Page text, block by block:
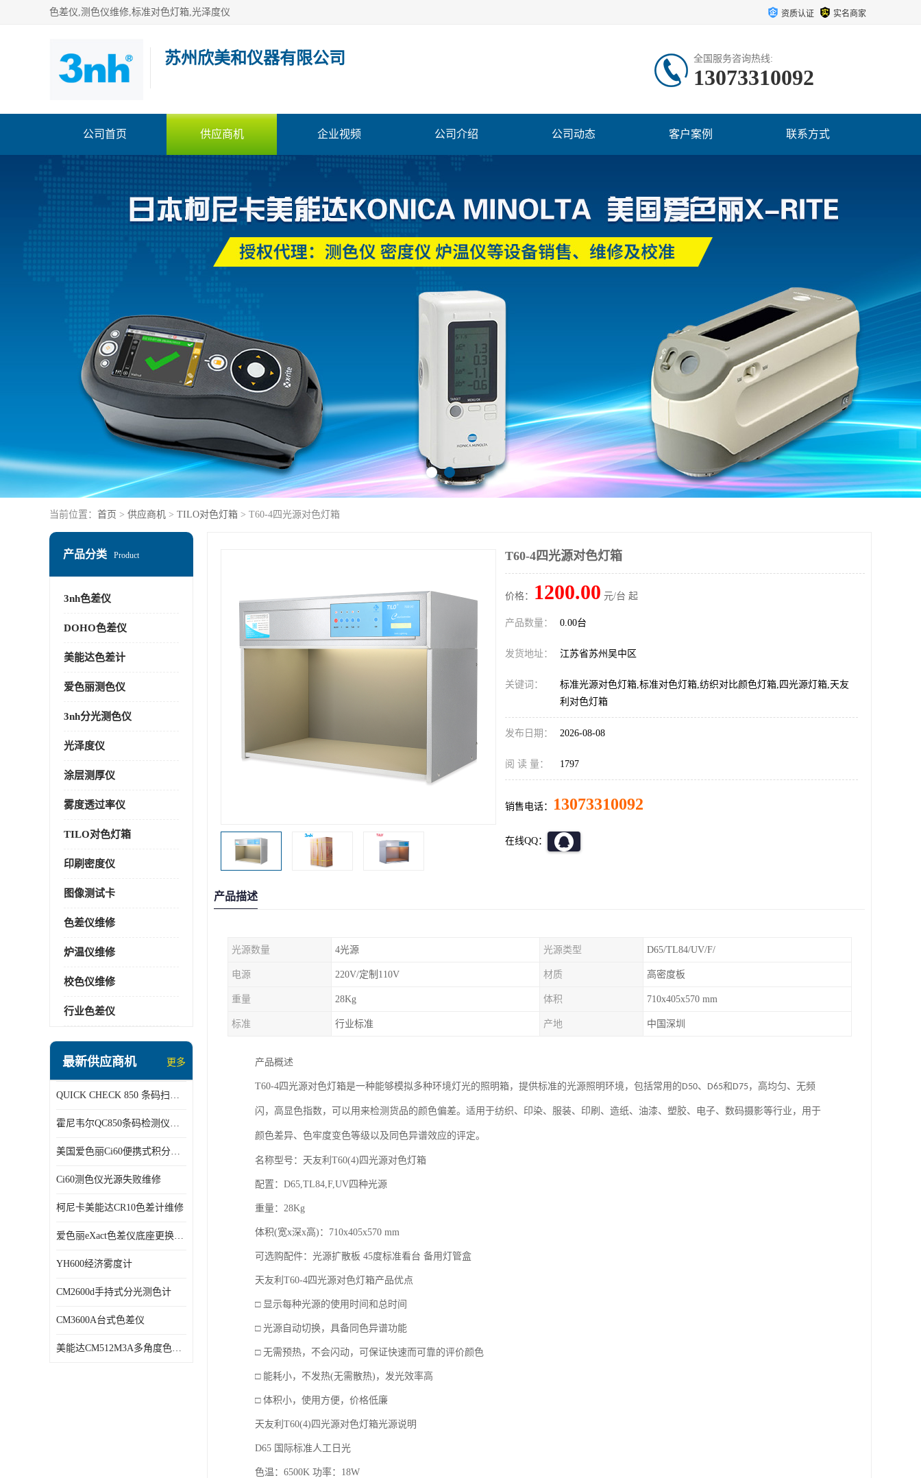
色差仪,测色仪维修,标准对色灯箱,光泽度仪 资质认证 实名商家
苏州欣美和仪器有限公司 全国服务咨询热线:
13073310092
公司首页 供应商机 企业视频 公司介绍 公司动态 客户案例 联系方式
当前位置： 首页 > 供应商机 > TILO对色灯箱 > T60-4四光源对色灯箱
产品分类 Product
3nh色差仪
DOHO色差仪
美能达色差计
爱色丽测色仪
3nh分光测色仪
光泽度仪
涂层测厚仪
雾度透过率仪
TILO对色灯箱
印刷密度仪
图像测试卡
色差仪维修
炉温仪维修
校色仪维修
行业色差仪
最新供应商机 更多
QUICK CHECK 850 条码扫描仪维修
霍尼韦尔QC850条码检测仪维修
美国爱色丽Ci60便携式积分球分光光度仪
Ci60测色仪光源失败维修
柯尼卡美能达CR10色差计维修
爱色丽eXact色差仪底座更换维修
YH600经济雾度计
CM2600d手持式分光测色计
CM3600A台式色差仪
美能达CM512M3A多角度色差仪维修
T60-4四光源对色灯箱
价格： 1200.00 元/台 起
产品数量： 0.00台
发货地址： 江苏省苏州吴中区
关键词：
标准光源对色灯箱,标准对色灯箱,纺织对比颜色灯箱,四光源灯箱,天友
利对色灯箱
发布日期： 2026-08-08
阅 读 量： 1797
销售电话： 13073310092
在线QQ：
产品描述
光源数量 4光源 光源类型 D65/TL84/UV/F/
电源 220V/定制110V 材质 高密度板
重量 28Kg 体积 710x405x570 mm
标准 行业标准 产地 中国深圳
产品概述
T60-4四光源对色灯箱是一种能够模拟多种环境灯光的照明箱， 提供标准的光源照明环境 ，包括常用的D50、 D65和 D75，高均匀、无频
闪， 高显色指数， 可以用来检测货品的颜色偏差。适用于纺织、印染、服装、印刷、造纸、油漆、塑胶、电子、数码摄影等行业，用于
颜色差异、色牢度变色等级以及同色异谱效应的评定。
名称型号：天友利 T60(4) 四光源对色灯箱
配置： D65,TL84,F,UV四种光源
重量： 28Kg
体积(宽x深x高) ： 710x405x570 mm
可选购配件：光源扩散板 45度标准看台 备用灯管盒
天友利 T60-4四光源对色灯箱产品优点
□ 显示每种光源的使用时间和总时间
□ 光源自动切换，具备同色异谱功能
□ 无需预热，不会闪动，可保证快速而可靠的评价颜色
□ 能耗小，不发热(无需散热) ，发光效率高
□ 体积小，使用方便，价格低廉
天友利 T60(4) 四光源对色灯箱光源说明
D65 国际标准人工日光
色温： 6500K 功率： 18W